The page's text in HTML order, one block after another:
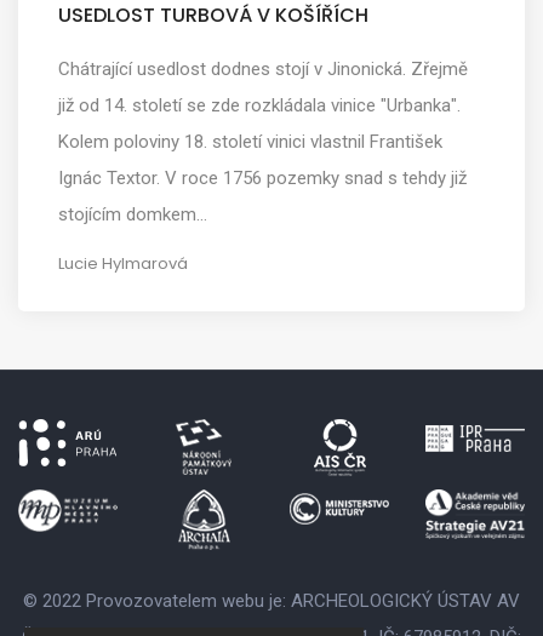
USEDLOST TURBOVÁ V KOŠÍŘÍCH
Chátrající usedlost dodnes stojí v Jinonická. Zřejmě
již od 14. století se zde rozkládala vinice "Urbanka".
Kolem poloviny 18. století vinici vlastnil František
Ignác Textor. V roce 1756 pozemky snad s tehdy již
stojícím domkem…
Lucie Hylmarová
© 2022 Provozovatelem webu je: ARCHEOLOGICKÝ ÚSTAV AV